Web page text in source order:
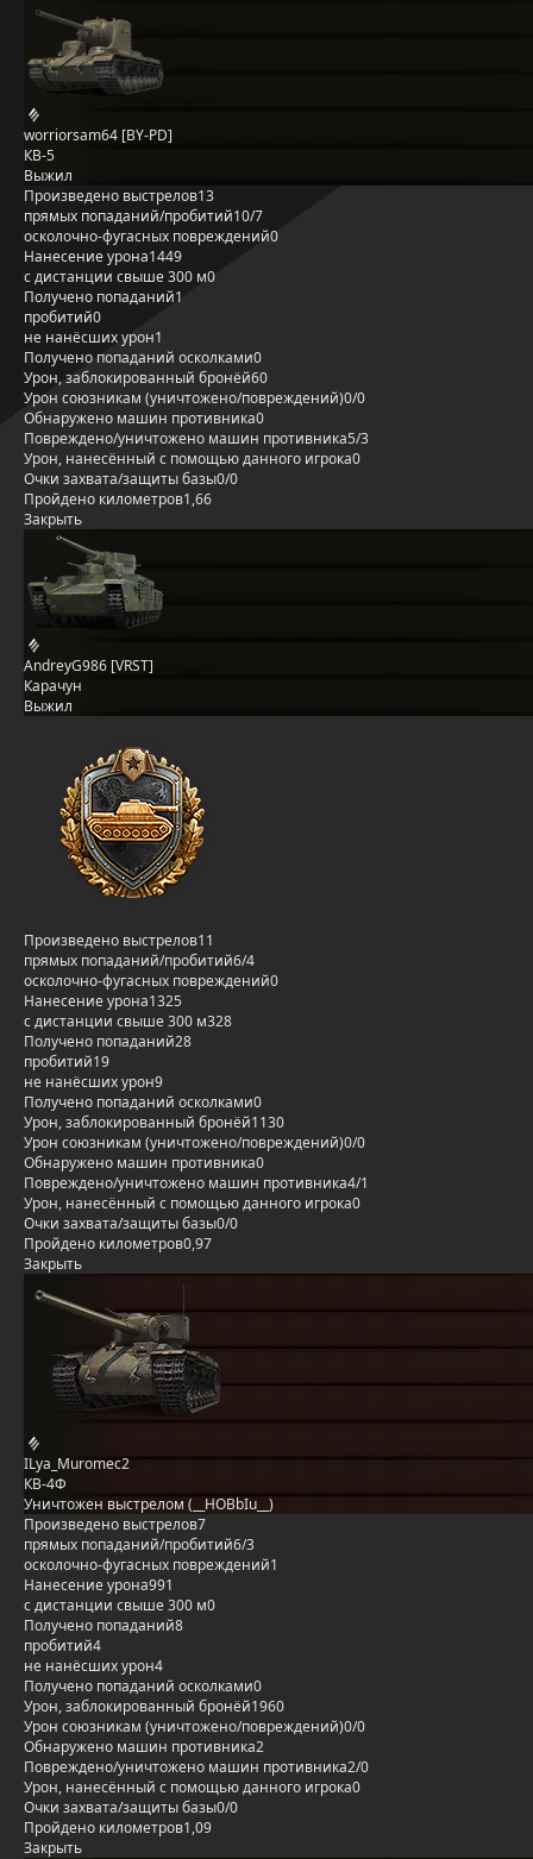
worriorsam64 [BY-PD]
КВ-5
Выжил
Произведено выстрелов13
прямых попаданий/пробитий10/7
осколочно-фугасных повреждений0
Нанесение урона1449
с дистанции свыше 300 м0
Получено попаданий1
пробитий0
не нанёсших урон1
Получено попаданий осколками0
Урон, заблокированный бронёй60
Урон союзникам (уничтожено/повреждений)0/0
Обнаружено машин противника0
Повреждено/уничтожено машин противника5/3
Урон, нанесённый с помощью данного игрока0
Очки захвата/защиты базы0/0
Пройдено километров1,66
Закрыть
AndreyG986 [VRST]
Карачун
Выжил
Произведено выстрелов11
прямых попаданий/пробитий6/4
осколочно-фугасных повреждений0
Нанесение урона1325
с дистанции свыше 300 м328
Получено попаданий28
пробитий19
не нанёсших урон9
Получено попаданий осколками0
Урон, заблокированный бронёй1130
Урон союзникам (уничтожено/повреждений)0/0
Обнаружено машин противника0
Повреждено/уничтожено машин противника4/1
Урон, нанесённый с помощью данного игрока0
Очки захвата/защиты базы0/0
Пройдено километров0,97
Закрыть
ILya_Muromec2
КВ-4Ф
Уничтожен выстрелом (__HOBbIu__)
Произведено выстрелов7
прямых попаданий/пробитий6/3
осколочно-фугасных повреждений1
Нанесение урона991
с дистанции свыше 300 м0
Получено попаданий8
пробитий4
не нанёсших урон4
Получено попаданий осколками0
Урон, заблокированный бронёй1960
Урон союзникам (уничтожено/повреждений)0/0
Обнаружено машин противника2
Повреждено/уничтожено машин противника2/0
Урон, нанесённый с помощью данного игрока0
Очки захвата/защиты базы0/0
Пройдено километров1,09
Закрыть